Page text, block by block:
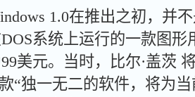
1.0在推出之初，并不
系统上运行的一款图
美元。当时，比尔·盖茨
“独一无二的软件，将为